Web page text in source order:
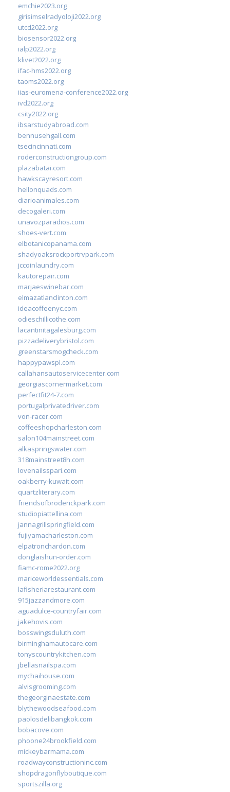
emchie2023.org
girisimselradyoloji2022.org
utcd2022.org
biosensor2022.org
ialp2022.org
klivet2022.org
ifac-hms2022.org
taoms2022.org
iias-euromena-conference2022.org
ivd2022.org
csity2022.org
ibsarstudyabroad.com
bennusehgall.com
tsecincinnati.com
roderconstructiongroup.com
plazabatai.com
hawkscayresort.com
hellonquads.com
diarioanimales.com
decogaleri.com
unavozparadios.com
shoes-vert.com
elbotanicopanama.com
shadyoaksrockportrvpark.com
jccoinlaundry.com
kautorepair.com
marjaeswinebar.com
elmazatlanclinton.com
ideacoffeenyc.com
odieschillicothe.com
lacantinitagalesburg.com
pizzadeliverybristol.com
greenstarsmogcheck.com
happypawspl.com
callahansautoservicecenter.com
georgiascornermarket.com
perfectfit24-7.com
portugalprivatedriver.com
von-racer.com
coffeeshopcharleston.com
salon104mainstreet.com
alkaspringswater.com
318mainstreet8h.com
lovenailsspari.com
oakberry-kuwait.com
quartzliterary.com
friendsofbroderickpark.com
studiopiattellina.com
jannagrillspringfield.com
fujiyamacharleston.com
elpatronchardon.com
donglaishun-order.com
fiamc-rome2022.org
mariceworldessentials.com
lafisheriarestaurant.com
915jazzandmore.com
aguadulce-countryfair.com
jakehovis.com
bosswingsduluth.com
birminghamautocare.com
tonyscountrykitchen.com
jbellasnailspa.com
mychaihouse.com
alvisgrooming.com
thegeorginaestate.com
blythewoodseafood.com
paolosdelibangkok.com
bobacove.com
phoone24brookfield.com
mickeybarmama.com
roadwayconstructioninc.com
shopdragonflyboutique.com
sportszilla.org